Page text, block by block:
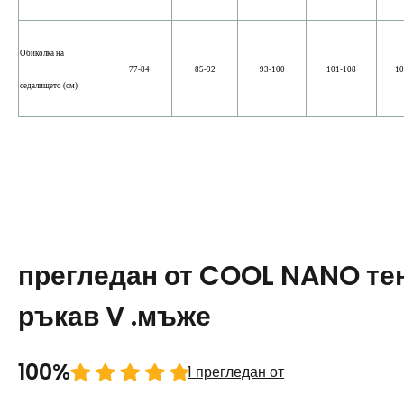
Обиколка на
седалището (см)
77-84 85-92 93-100 101-108
прегледан от COOL NANO
ръкав V .мъже
100% 1 прегледан от